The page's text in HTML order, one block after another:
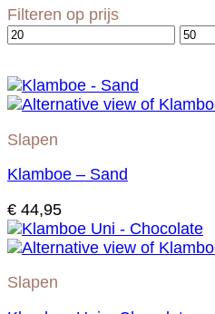
Filteren op prijs
Min.
Max.
Slapen
Klamboe – Sand
€ 44,95
Slapen